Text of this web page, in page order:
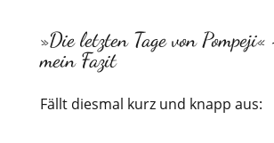
»Die letzten Tage von
mein Fazit
Fällt diesmal kurz und knapp aus: